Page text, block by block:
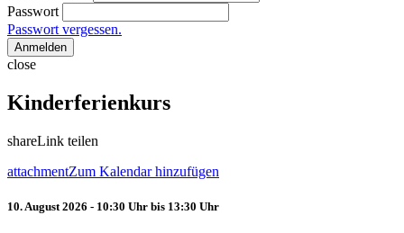
Passwort
Passwort vergessen.
Anmelden
close
Kinderferienkurs
shareLink teilen
attachmentZum Kalendar hinzufügen
10. August 2026 - 10:30 Uhr bis 13:30 Uhr